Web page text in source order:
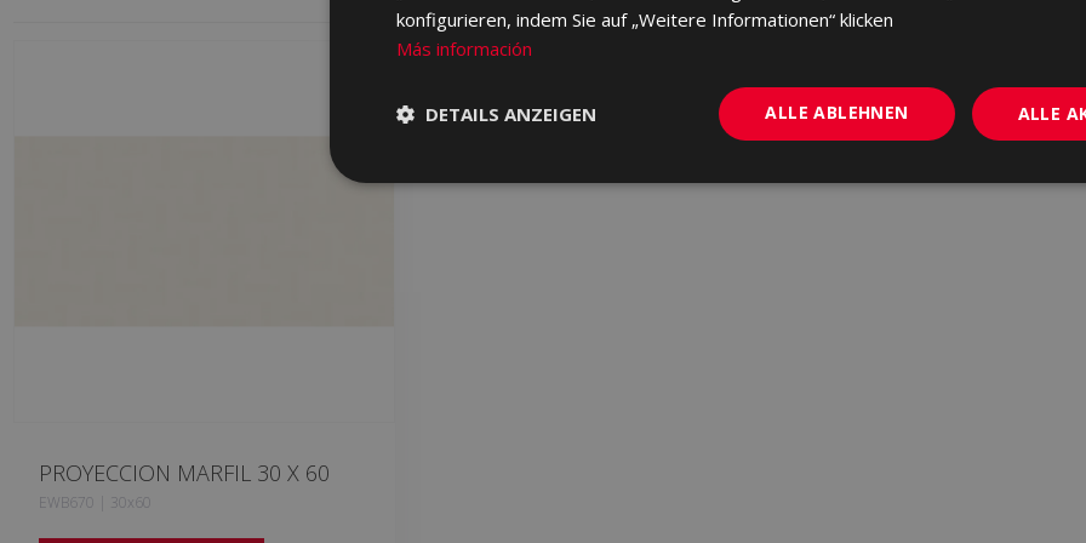
PROYECCION MARFIL 30 X 60
EWB670 | 30x60
konfigurieren, indem Sie auf „Weitere Informationen“ klicken
Más información
ALLE
ALLE ABLEHNEN
DETAILS ANZEIGEN